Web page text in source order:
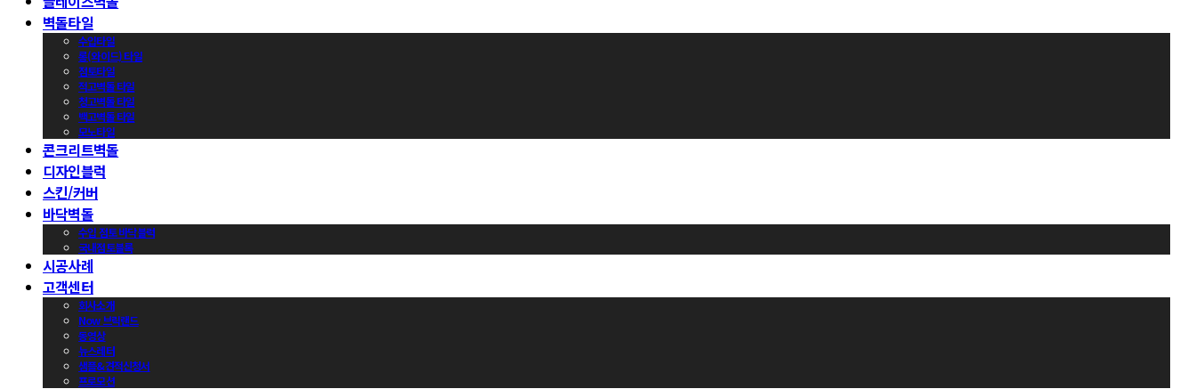
벽돌타일
수입타일
롱(와이드) 타일
점토타일
적고벽돌 타일
청고벽돌 타일
백고벽돌 타일
모노타일
콘크리트벽돌
디자인블럭
스킨/커버
바닥벽돌
수입 점토 바닥블럭
국내점토블록
시공사례
고객센터
회사소개
Now 브릭랜드
동영상
뉴스레터
샘플&견적신청서
프로모션